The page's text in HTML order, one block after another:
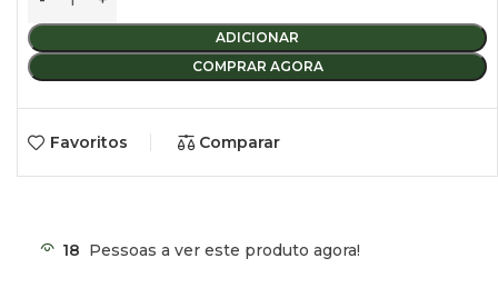
ATENÇÃO, pode ter uma marca de massa devido ao
processo de fabrico. Com o acabamento final efectuado
pelo cliente, esta marca não será visível.
ATENÇÃO: O PATIM DA PORTA DESLIZANTE DIREITA
TEM DE SER SUBSTITUÍDO PARA PODER ABRIR (NÃO
DA MERCEDES-BENZ: A 906 760 09 47.
ADICIONAR
COMPRAR AGORA
Favoritos Comparar
18 Pessoas a ver este produto agora!